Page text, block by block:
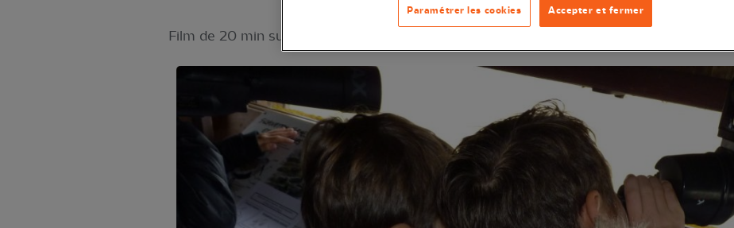
Film de 20 min suivi d’observations ornithologiques à la réserve.
Accepter et fermer
Paramétrer les cookies